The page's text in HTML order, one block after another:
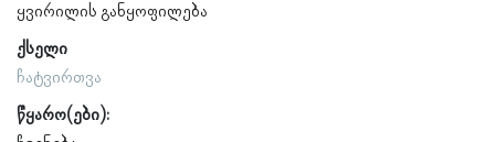
ყვირილის განყოფილება
ქსელი
ჩატვირთვა
წყარო(ები):